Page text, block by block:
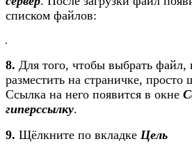
списком файлов:
8. Для того, чтобы выбрать файл,
разместить на страничке,
Ссылка на него появится в окне
гиперссылку.
9. Щёлкните по вкладке Цель